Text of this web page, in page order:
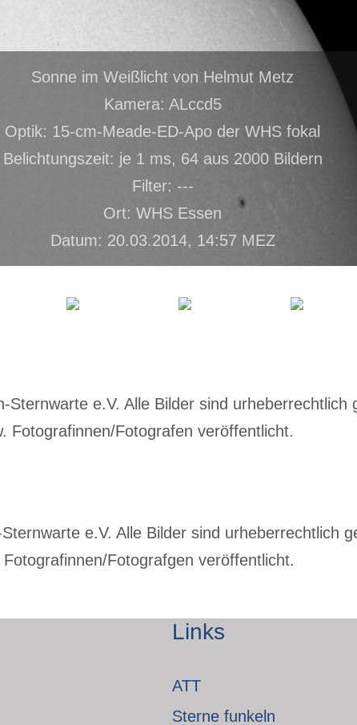
Sonne im Weißlicht von Helmut Metz
Kamera: ALccd5
Optik: 15-cm-Meade-ED-Apo der WHS fokal
Belichtungszeit: je 1 ms, 64 aus 2000 Bildern
Filter: ---
Ort: WHS Essen
Datum: 20.03.2014, 14:57 MEZ
e.V. Alle Bilder sind
Fotografinnen/Fotografen veröffentlicht.
e.V. Alle Bilder sind urheberrechtlich
Fotografgen veröffentlicht.
Links
ATT
Sterne funkeln